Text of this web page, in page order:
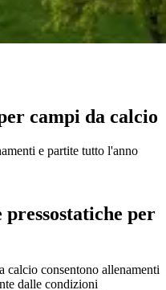
campi da calcio
e partite tutto l'anno
pressostatiche per
calcio consentono allenamenti
dalle condizioni